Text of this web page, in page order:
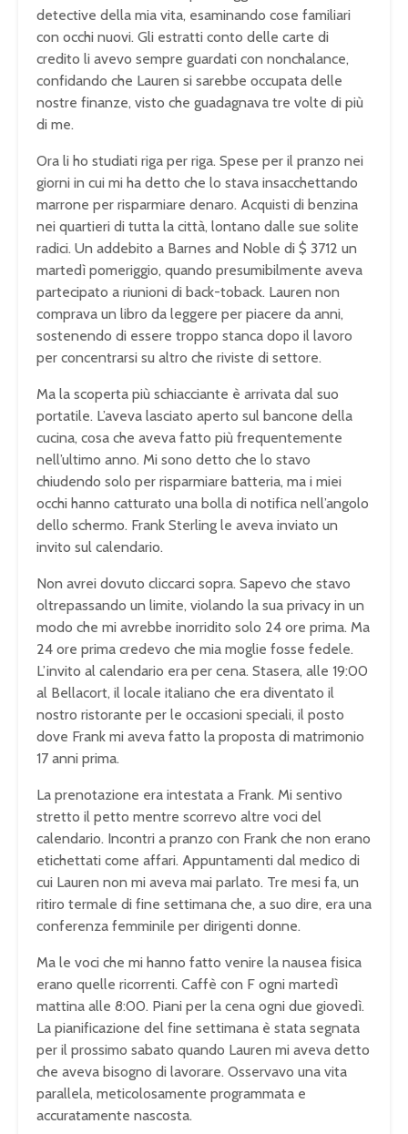
detective della mia vita, esaminando cose familiari
con occhi nuovi. Gli estratti conto delle carte di
credito li avevo sempre guardati con nonchalance,
confidando che Lauren si sarebbe occupata delle
nostre finanze, visto che guadagnava tre volte di più
di me.
Ora li ho studiati riga per riga. Spese per il pranzo nei
giorni in cui mi ha detto che lo stava insacchettando
marrone per risparmiare denaro. Acquisti di benzina
nei quartieri di tutta la città, lontano dalle sue solite
radici. Un addebito a Barnes and Noble di $ 3712 un
martedì pomeriggio, quando presumibilmente aveva
partecipato a riunioni di back-toback. Lauren non
comprava un libro da leggere per piacere da anni,
sostenendo di essere troppo stanca dopo il lavoro
per concentrarsi su altro che riviste di settore.
Ma la scoperta più schiacciante è arrivata dal suo
portatile. L’aveva lasciato aperto sul bancone della
cucina, cosa che aveva fatto più frequentemente
nell’ultimo anno. Mi sono detto che lo stavo
chiudendo solo per risparmiare batteria, ma i miei
occhi hanno catturato una bolla di notifica nell’angolo
dello schermo. Frank Sterling le aveva inviato un
invito sul calendario.
Non avrei dovuto cliccarci sopra. Sapevo che stavo
oltrepassando un limite, violando la sua privacy in un
modo che mi avrebbe inorridito solo 24 ore prima. Ma
24 ore prima credevo che mia moglie fosse fedele.
L’invito al calendario era per cena. Stasera, alle 19:00
al Bellacort, il locale italiano che era diventato il
nostro ristorante per le occasioni speciali, il posto
dove Frank mi aveva fatto la proposta di matrimonio
17 anni prima.
La prenotazione era intestata a Frank. Mi sentivo
stretto il petto mentre scorrevo altre voci del
calendario. Incontri a pranzo con Frank che non erano
etichettati come affari. Appuntamenti dal medico di
cui Lauren non mi aveva mai parlato. Tre mesi fa, un
ritiro termale di fine settimana che, a suo dire, era una
conferenza femminile per dirigenti donne.
Ma le voci che mi hanno fatto venire la nausea fisica
erano quelle ricorrenti. Caffè con F ogni martedì
mattina alle 8:00. Piani per la cena ogni due giovedì.
La pianificazione del fine settimana è stata segnata
per il prossimo sabato quando Lauren mi aveva detto
che aveva bisogno di lavorare. Osservavo una vita
parallela, meticolosamente programmata e
accuratamente nascosta.